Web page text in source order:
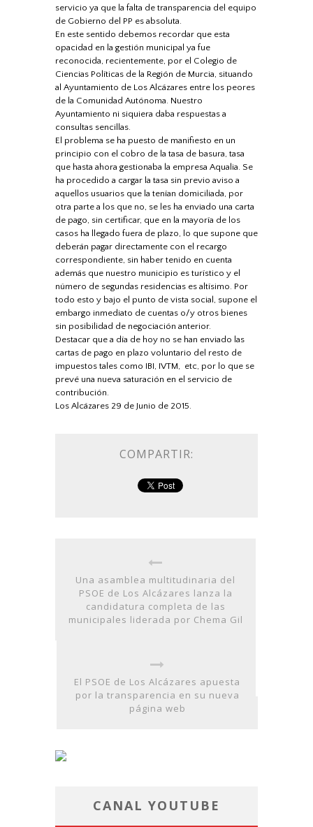
servicio ya que la falta de transparencia del equipo
de Gobierno del PP es absoluta.
En este sentido debemos recordar que esta
opacidad en la gestión municipal ya fue
reconocida, recientemente, por el Colegio de
Ciencias Políticas de la Región de Murcia, situando
al Ayuntamiento de Los Alcázares entre los peores
de la Comunidad Autónoma. Nuestro
Ayuntamiento ni siquiera daba respuestas a
consultas sencillas.
El problema se ha puesto de manifiesto en un
principio con el cobro de la tasa de basura, tasa
que hasta ahora gestionaba la empresa Aqualia. Se
ha procedido a cargar la tasa sin previo aviso a
aquellos usuarios que la tenían domiciliada, por
otra parte a los que no, se les ha enviado una carta
de pago, sin certificar, que en la mayoría de los
casos ha llegado fuera de plazo, lo que supone que
deberán pagar directamente con el recargo
correspondiente, sin haber tenido en cuenta
además que nuestro municipio es turístico y el
número de segundas residencias es altísimo. Por
todo esto y bajo el punto de vista social, supone el
embargo inmediato de cuentas o/y otros bienes
sin posibilidad de negociación anterior.
Destacar que a día de hoy no se han enviado las
cartas de pago en plazo voluntario del resto de
impuestos tales como IBI, IVTM, etc, por lo que se
prevé una nueva saturación en el servicio de
contribución.
Los Alcázares 29 de Junio de 2015.
COMPARTIR:
Una asamblea multitudinaria del
PSOE de Los Alcázares lanza la
candidatura completa de las
municipales liderada por Chema Gil
El PSOE de Los Alcázares apuesta
por la transparencia en su nueva
página web
CANAL YOUTUBE